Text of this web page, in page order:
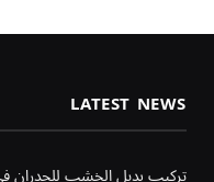
LATEST NEWS